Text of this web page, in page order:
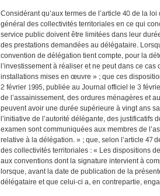
Considérant qu’aux termes de l’article 40 de la
général des collectivités territoriales en ce qui
service public doivent être limitées dans leur
des prestations demandées au délégataire.
convention de délégation tient compte, pour la
l’investissement à réaliser et ne peut dans ce
installations mises en œuvre » ; que ces
2 février 1995, publiée au Journal officiel le 3
de l’assainissement, des ordures ménagères et
peuvent avoir une durée supérieure à vingt ans
l’initiative de l’autorité délégante, des
examen sont communiquées aux membres de
relative à la délégation. » ; que, selon l’article 47
des collectivités territoriales : « Les dispositions
aux conventions dont la signature intervient à
lorsque, avant la date de publication de la
délégataire et que celui-ci a, en contrepartie,